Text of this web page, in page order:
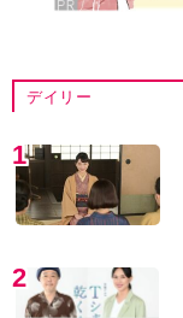
デイリー
1
2